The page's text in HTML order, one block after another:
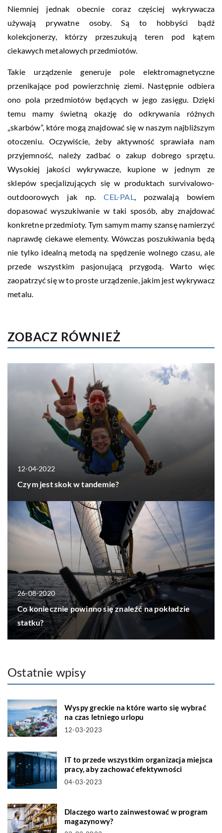
Niemniej jednak obecnie coraz częściej wykrywacza
używają prywatne osoby. Są to hobbyści bądź
kolekcjonerzy, którzy przeszukują teren pod kątem
ciekawych metalowych przedmiotów.
Takie urządzenie generuje pole elektromagnetyczne
przenikające pod powierzchnię ziemi. Następnie odbiera
ono pola przedmiotów będących w jego zasięgu. Dzięki
temu mamy świetną okazję do odkrywania różnych
„skarbów”, które mogą znajdować się w naszym najbliższym
otoczeniu. Oczywiście, żeby aktywność sprawiała nam
przyjemność, należy zadbać o zakup dobrego sprzętu.
Wysokiej jakości wykrywacze, kupione w jednym ze
sklepów specjalizujących się w produktach survivalowo-
outdoorowych jak np.CEL-PAL
, pozwalają bowiem
dopasować wyszukiwanie w taki sposób, aby znajdować
konkretne przedmioty. Tym samym mamy szansę namierzyć
naprawdę ciekawe elementy. Wówczas poszukiwania będą
nie tylko idealną metodą na spędzenie wolnego czasu, ale
przede wszystkim pasjonującą przygodą. Warto więc
zaopatrzyć się w to proste urządzenie, jakim jest wykrywacz
metalu.
ZOBACZ RÓWNIEŻ
12-04-2022
Czym jest skok w tandemie?
26-08-2020
Co koniecznie powinno się znaleźć na pokładzie
statku?
Ostatnie wpisy
Wyspy greckie na które warto się wybrać
na czas letniego urlopu
12-03-2023
IT to przede wszystkim organizacja miejsca
pracy, aby zachować efektywności
04-03-2023
Dlaczego warto zainwestować w program
magazynowy?